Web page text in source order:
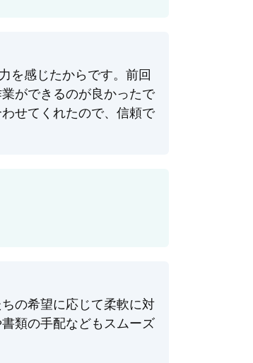
を感じたからです。前回
ができるのが良かったで
せてくれたので、信頼で
の希望に応じて柔軟に対
類の手配などもスムーズ